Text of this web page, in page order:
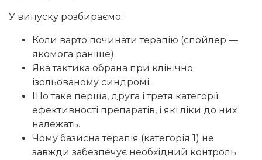
У випуску розбираємо:
Коли варто починати терапію (спойлер —
якомога раніше).
Яка тактика обрана при клінічно
ізольованому синдромі.
Що таке перша, друга і третя категорії
ефективності препаратів, і які ліки до них
належать.
Чому базисна терапія (категорія 1) не
завжди забезпечує необхідний контроль